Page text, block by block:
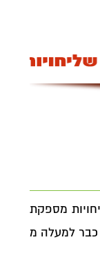
מספקת
כבר למעלה מ